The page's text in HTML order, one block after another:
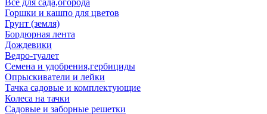
Все для сада,огорода
Горшки и кашпо для цветов
Грунт (земля)
Бордюрная лента
Дождевики
Ведро-туалет
Семена и удобрения,гербициды
Опрыскиватели и лейки
Тачка садовые и комплектующие
Колеса на тачки
Садовые и заборные решетки